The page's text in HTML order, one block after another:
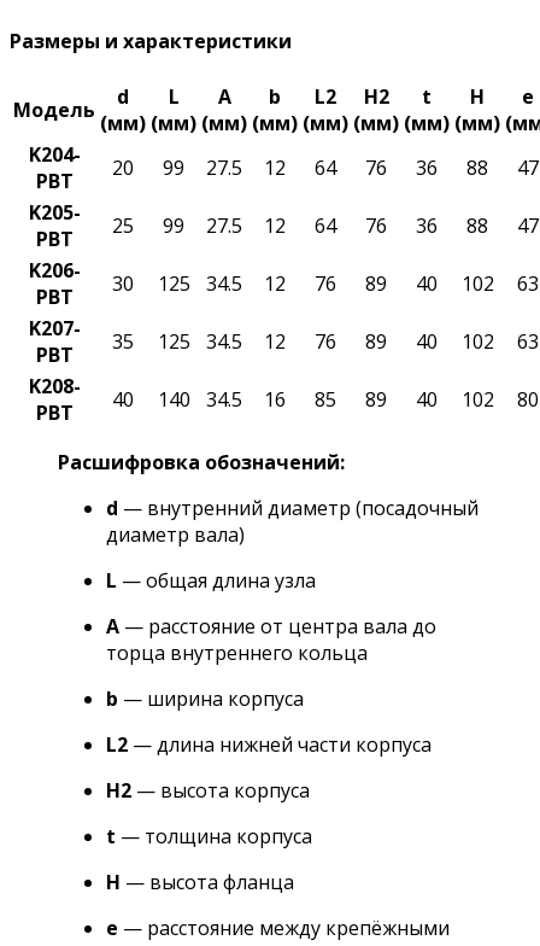
Размеры и характеристики
Модель
d
(мм)
L
(мм)
A
(мм)
b
(мм)
L2
(мм)
H2
(мм)
t
(мм)
H
(мм)
e
K204-
PBT
20 99 27.5 12 64 76 36 88
47
K205-
PBT
25 99 27.5 12 64 76 36 88
47
K206-
PBT
30 125 34.5 12 76 89 40 102
63
K207-
PBT
35 125 34.5 12 76 89 40 102
63
K208-
PBT
40 140 34.5 16 85 89 40 102 80
Расшифровка обозначений:
d — внутренний диаметр (посадочный
диаметр вала)
L — общая длина узла
A — расстояние от центра вала до
торца внутреннего кольца
b — ширина корпуса
L2 — длина нижней части корпуса
H2 — высота корпуса
t — толщина корпуса
H — высота фланца
e — расстояние между крепёжными